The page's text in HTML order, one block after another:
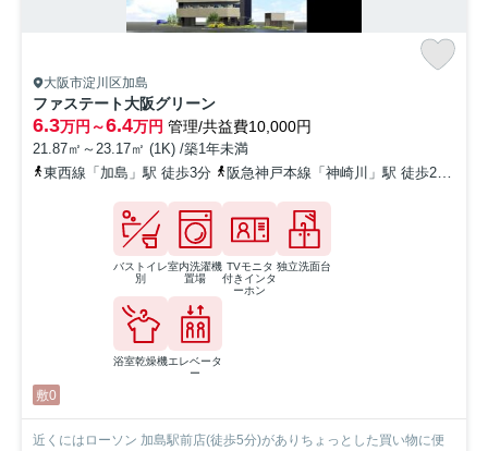
大阪市淀川区加島
ファステート大阪グリーン
6.3万円～6.4万円 管理/共益費10,000円
21.87㎡～23.17㎡ (1K) /築1年未満
東西線「加島」駅 徒歩3分
阪急神戸本線「神崎川」駅 徒歩24分
バストイレ
別
室内洗濯機
置場
TVモニタ
付きインタ
ーホン
独立洗面台
浴室乾燥機エレベータ
ー
敷0
近くにはローソン 加島駅前店(徒歩5分)がありちょっとした買い物に便